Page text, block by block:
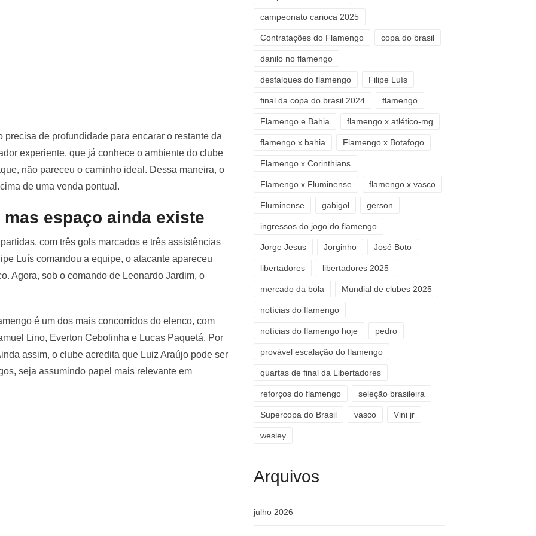
de profundidade para encarar o restante da
experiente, que já conhece o ambiente do clube
não pareceu o caminho ideal. Dessa maneira, o
de uma venda pontual.
espaço ainda existe
com três gols marcados e três assistências
Luís comandou a equipe, o atacante apareceu
Agora, sob o comando de Leonardo Jardim, o
é um dos mais concorridos do elenco, com
Lino, Everton Cebolinha e Lucas Paquetá. Por
assim, o clube acredita que Luiz Araújo pode ser
seja assumindo papel mais relevante em
campeonato carioca 2025
Contratações do Flamengo copa do brasil
danilo no flamengo
desfalques do flamengo Filipe Luís
final da copa do brasil 2024 flamengo
Flamengo e Bahia flamengo x atlético-mg
flamengo x bahia Flamengo x Botafogo
Flamengo x Corinthians
Flamengo x Fluminense flamengo x vasco
Fluminense gabigol gerson
ingressos do jogo do flamengo
Jorge Jesus Jorginho José Boto
libertadores libertadores 2025
mercado da bola Mundial de clubes 2025
notícias do flamengo
notícias do flamengo hoje pedro
provável escalação do flamengo
quartas de final da Libertadores
reforços do flamengo seleção brasileira
Supercopa do Brasil vasco Vini jr
wesley
Arquivos
julho 2026